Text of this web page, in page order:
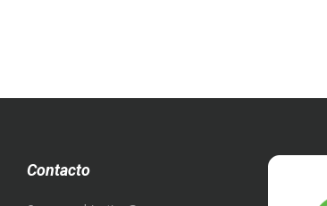
Contacto